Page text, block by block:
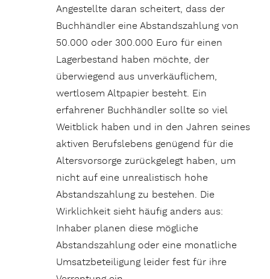
Angestellte daran scheitert, dass der
Buchhändler eine Abstandszahlung von
50.000 oder 300.000 Euro für einen
Lagerbestand haben möchte, der
überwiegend aus unverkäuflichem,
wertlosem Altpapier besteht. Ein
erfahrener Buchhändler sollte so viel
Weitblick haben und in den Jahren seines
aktiven Berufslebens genügend für die
Altersvorsorge zurückgelegt haben, um
nicht auf eine unrealistisch hohe
Abstandszahlung zu bestehen. Die
Wirklichkeit sieht häufig anders aus:
Inhaber planen diese mögliche
Abstandszahlung oder eine monatliche
Umsatzbeteiligung leider fest für ihre